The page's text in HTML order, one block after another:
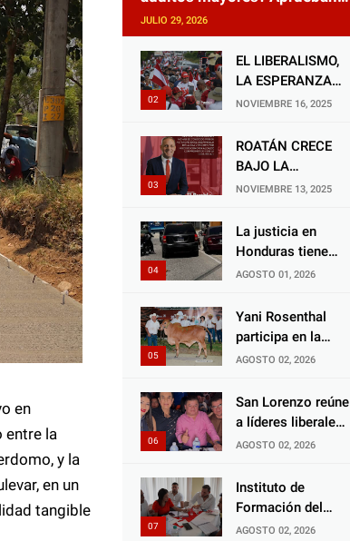
en
entre la
y la
en un
tangible
reforma impulsada por el
diputado Salomón Nazar para
fortalecer su protección en
Honduras
JULIO 29, 2026
EL LIBERALISMO,
LA ESPERANZA
QUE RENACE
NOVIEMBRE 16, 2025
ROATÁN CRECE
BAJO LA
ALCALDÍA DE RON
GESTOR ALIADO
DE LA
NOVIEMBRE 13, 2025
La justicia en
Honduras tiene
una deuda
animales, y
negarse a castigar
Choloma es
consolidar un
Estado que
y abandona al
inocente.
AGOSTO 01, 2026
Yani Rosenthal
participa en la
Feria Nacional
2026
AGOSTO 02, 2026
San Lorenzo reúne
a líderes liberales
en jornada de
unidad
AGOSTO 02, 2026
Instituto de
Formación del
Partido Liberal
AGOSTO 02, 2026